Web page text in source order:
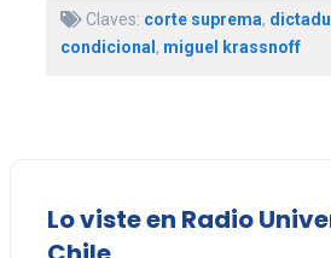
Claves: corte suprema,
condicional , miguel krassnoff
Lo viste en Radio